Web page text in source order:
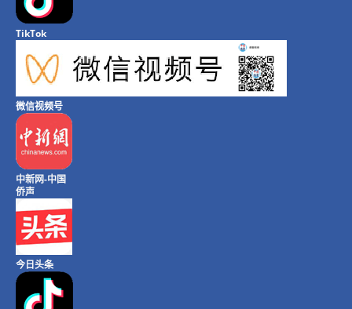
TikTok
微信视频号
中新网-中国
侨声
今日头条